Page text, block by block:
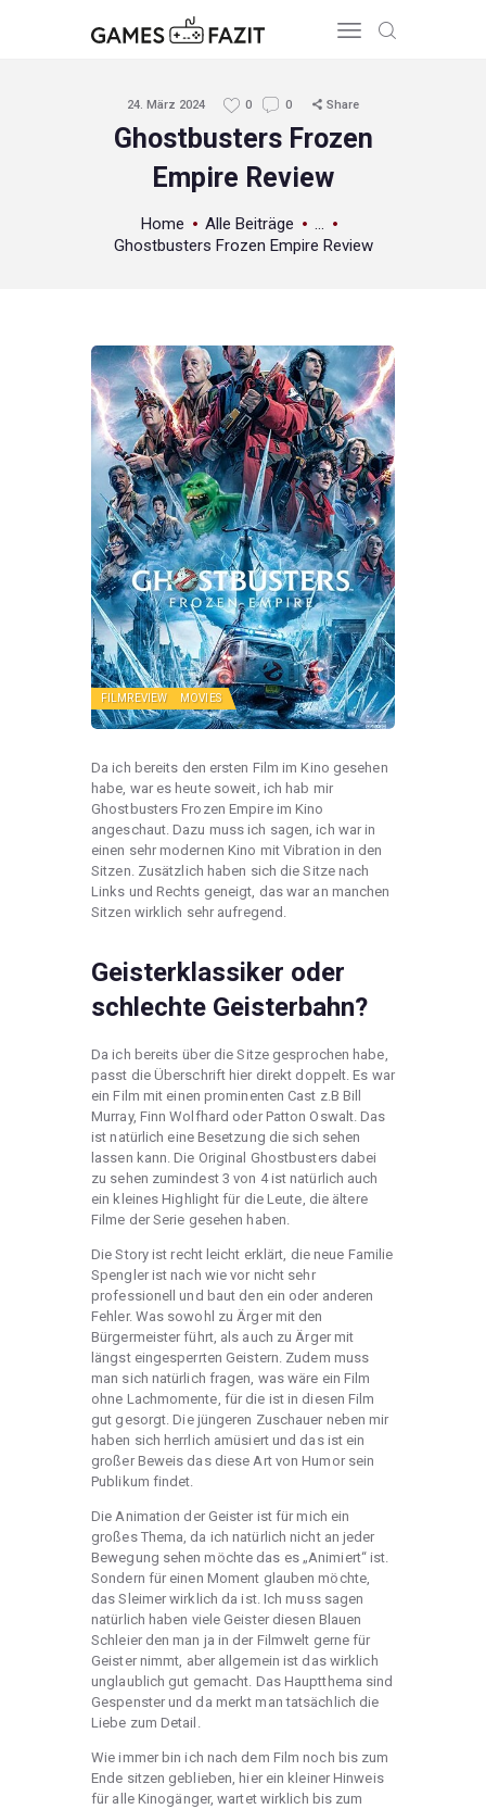
24. März 2024 0 0 Share
Ghostbusters Frozen
Empire Review
Home Alle Beiträge
...
Ghostbusters Frozen Empire Review
GAME RELEASES
FILMREVIEW MOVIES
Da ich bereits den ersten Film im Kino gesehen
habe, war es heute soweit, ich hab mir
Ghostbusters Frozen Empire im Kino
angeschaut. Dazu muss ich sagen, ich war in
einen sehr modernen Kino mit Vibration in den
Sitzen. Zusätzlich haben sich die Sitze nach
Links und Rechts geneigt, das war an manchen
Sitzen wirklich sehr aufregend.
Geisterklassiker oder
schlechte Geisterbahn?
Da ich bereits über die Sitze gesprochen habe,
passt die Überschrift hier direkt doppelt. Es war
ein Film mit einen prominenten Cast z.B Bill
Murray, Finn Wolfhard oder Patton Oswalt. Das
ist natürlich eine Besetzung die sich sehen
lassen kann. Die Original Ghostbusters dabei
zu sehen zumindest 3 von 4 ist natürlich auch
ein kleines Highlight für die Leute, die ältere
Filme der Serie gesehen haben.
Die Story ist recht leicht erklärt, die neue Familie
Spengler ist nach wie vor nicht sehr
professionell und baut den ein oder anderen
Fehler. Was sowohl zu Ärger mit den
Bürgermeister führt, als auch zu Ärger mit
längst eingesperrten Geistern. Zudem muss
man sich natürlich fragen, was wäre ein Film
ohne Lachmomente, für die ist in diesen Film
gut gesorgt. Die jüngeren Zuschauer neben mir
haben sich herrlich amüsiert und das ist ein
großer Beweis das diese Art von Humor sein
Publikum findet.
Die Animation der Geister ist für mich ein
großes Thema, da ich natürlich nicht an jeder
Bewegung sehen möchte das es „Animiert“ ist.
Sondern für einen Moment glauben möchte,
das Sleimer wirklich da ist. Ich muss sagen
natürlich haben viele Geister diesen Blauen
Schleier den man ja in der Filmwelt gerne für
Geister nimmt, aber allgemein ist das wirklich
unglaublich gut gemacht. Das Hauptthema sind
Gespenster und da merkt man tatsächlich die
Liebe zum Detail.
Wie immer bin ich nach dem Film noch bis zum
Ende sitzen geblieben, hier ein kleiner Hinweis
für alle Kinogänger, wartet wirklich bis zum